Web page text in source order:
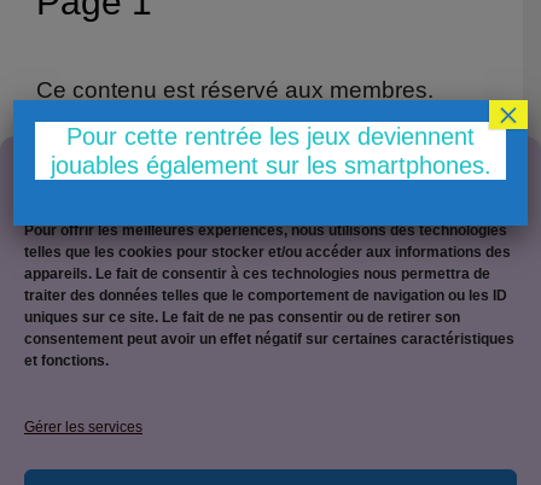
Gérer le consentement
Pour offrir les meilleures expériences, nous utilisons des technologies
telles que les cookies pour stocker et/ou accéder aux informations des
appareils. Le fait de consentir à ces technologies nous permettra de
traiter des données telles que le comportement de navigation ou les ID
uniques sur ce site. Le fait de ne pas consentir ou de retirer son
consentement peut avoir un effet négatif sur certaines caractéristiques
et fonctions.
Gérer les services
Ce contenu est réservé aux membres.
Already a member?Connectez-vous ici
Mentions légales
Pour cette rentrée les jeux deviennent
jouables également sur les smartphones.
×